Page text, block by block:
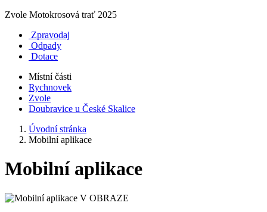
Zvole Motokrosová trať 2025
Zpravodaj
Odpady
Dotace
Místní části
Rychnovek
Zvole
Doubravice u České Skalice
Úvodní stránka
Mobilní aplikace
Mobilní aplikace